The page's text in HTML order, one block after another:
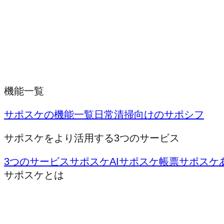
機能一覧
サポスケの機能一覧 日常清掃向けのサポシフ
サポスケをより活用する3つのサービス
3つのサービスサポスケAIサポスケ帳票サポスケ
サポスケとは